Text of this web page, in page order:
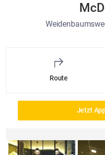
Route
Jetzt
Details und Fotos